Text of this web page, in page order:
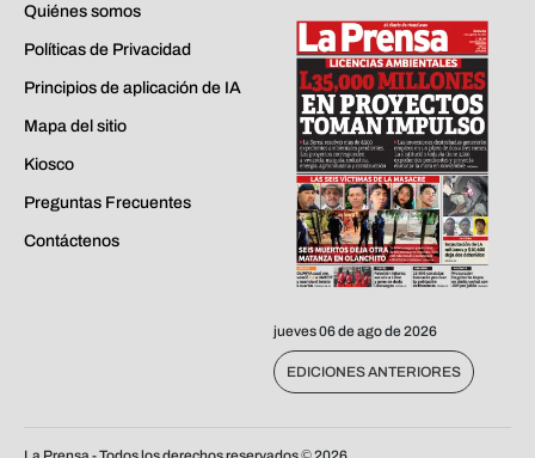
Quiénes somos
Políticas de Privacidad
Principios de aplicación de IA
Mapa del sitio
Kiosco
Preguntas Frecuentes
Contáctenos
jueves 06 de ago de 2026
EDICIONES ANTERIORES